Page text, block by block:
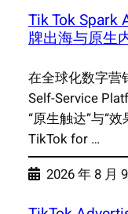
Tik Tok Spark
牌出海与原生
在全球化数字营
Self-Service
“原生触达”与“
TikTok for …
2026 年 8 月